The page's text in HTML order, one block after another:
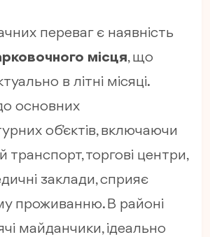
переваг є наявність
місця, що
в літні місяці.
основних
об’єктів, включаючи
транспорт, торгові центри,
заклади, сприяє
проживанню. В районі
майданчики, ідеально